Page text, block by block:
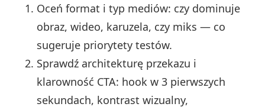
Oceń format i typ mediów: czy dominuje
obraz, wideo, karuzela, czy miks — co
sugeruje priorytety testów.
Sprawdź architekturę przekazu i
klarowność CTA: hook w 3 pierwszych
sekundach, kontrast wizualny,